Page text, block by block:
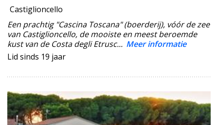
Castiglioncello
Een prachtig "Cascina Toscana" (boerderij), vóór de zee
van Castiglioncello, de mooiste en meest beroemde
kust van de Costa degli Etrusc... Meer informatie
Lid sinds 19 jaar